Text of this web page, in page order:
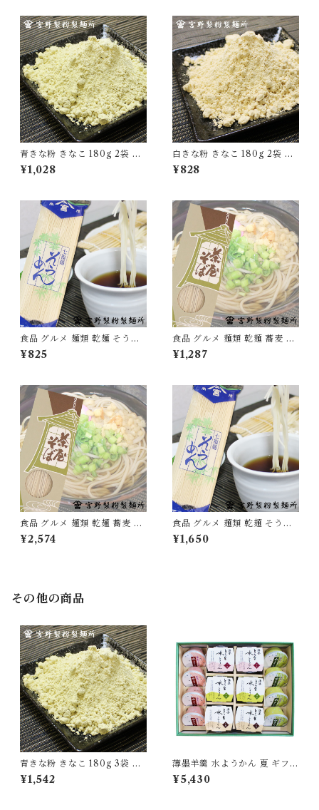
青きな粉 きなこ 180g 2袋 国
産 無添加 大豆 自家製粉 食品
グルメ 粉物 [myn-aknk-02]
¥1,028
白きな粉 きなこ 180g 2袋 国
産 無添加 大豆 自家製粉 食品
グルメ 粉物 [myn-sknk-02]
¥828
食品 グルメ 麺類 乾麺 そうめ
ん 素麺 1袋250g×3袋 国産 愛
媛県産 無添加 [myn-sm-03]
¥825
食品 グルメ 麺類 乾麺 蕎麦 そ
ば 日本蕎麦 茶屋そば 1箱270g
×3箱 国産 無添加 [myn-chsb
¥1,287
食品 グルメ 麺類 乾麺 蕎麦 そ
ば 日本蕎麦 茶屋そば 1箱270g
×6箱 国産 無添加 [myn-chsb
¥2,574
食品 グルメ 麺類 乾麺 そうめ
ん 素麺 1袋250g×6袋 国産 愛
媛県産 無添加 [myn-sm-06]
¥1,650
その他の商品
青きな粉 きなこ 180g 3袋 国
産 無添加 大豆 自家製粉 食品
グルメ 粉物 [myn-aknk-03]
¥1,542
薄墨羊羹 水ようかん 夏 ギフト
セット 季節限定 期間限定 ギフ
ト 贈り物 贈答品 御中元 お土
¥5,430